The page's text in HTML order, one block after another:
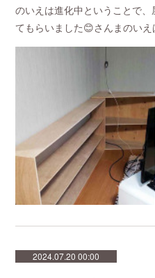
のいえは進化中ということで
てもらいました😊さんまのい
2024.07.20 00:00